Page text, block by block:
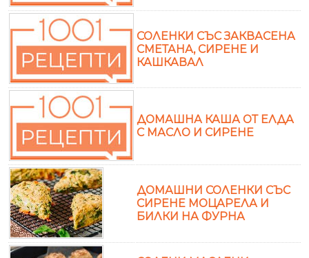
СОЛЕНКИ СЪС ЗАКВАСЕНА
СМЕТАНА, СИРЕНЕ И
КАШКАВАЛ
ДОМАШНА КАША ОТ ЕЛДА
С МАСЛО И СИРЕНЕ
ДОМАШНИ СОЛЕНКИ СЪС
СИРЕНЕ МОЦАРЕЛА И
БИЛКИ НА ФУРНА